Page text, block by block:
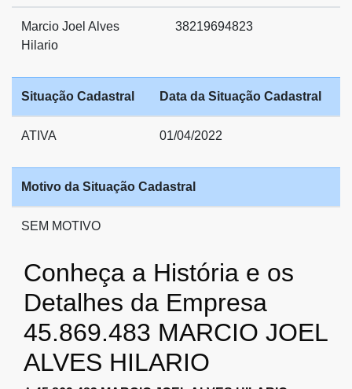
Marcio Joel Alves
Hilario
38219694823
Situação Cadastral Data da Situação Cadastral
ATIVA 01/04/2022
Motivo da Situação Cadastral
SEM MOTIVO
Conheça a História e os
Detalhes da Empresa
45.869.483 MARCIO JOEL
ALVES HILARIO